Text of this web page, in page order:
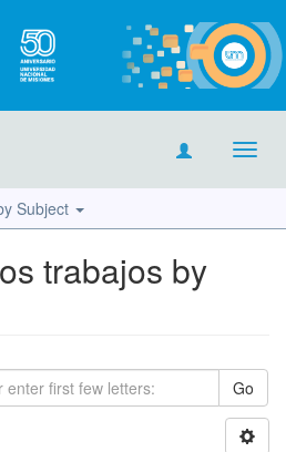
Subject
trabajos by
Go